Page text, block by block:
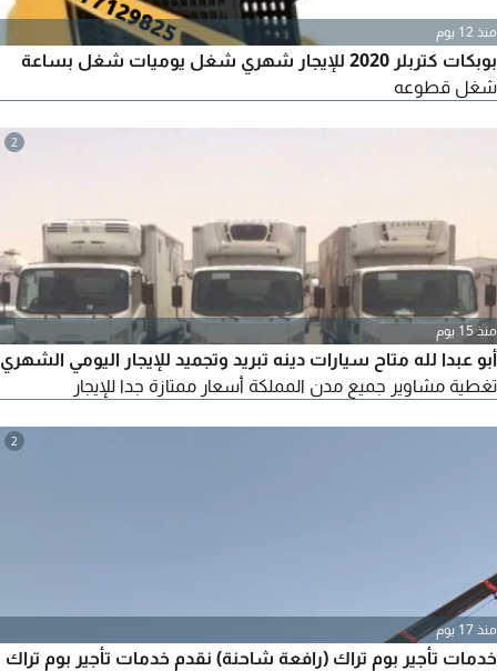
منذ 12 يوم
بوبكات كتربلر 2020 للإيجار شهري شغل يوميات شغل بساعة
شغل قطوعه
2
منذ 15 يوم
أبو عبدا لله متاح سيارات دينه تبريد وتجميد للإيجار اليومي الشهري
تغطية مشاوير جميع مدن المملكة أسعار ممتازة جدا للإيجار
2
منذ 17 يوم
خدمات تأجير بوم تراك (رافعة شاحنة) نقدم خدمات تأجير بوم تراك